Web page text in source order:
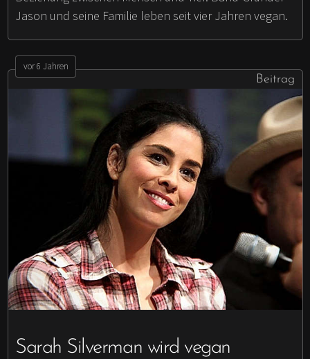
Jason und seine Familie leben seit vier Jahren vegan.
vor 6 Jahren
Beitrag
Sarah Silverman wird vegan